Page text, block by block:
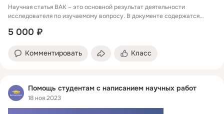
Научная статья ВАК – это основной результат деятельности
исследователя по изучаемому вопросу. В документе содержатся
на решение поставленной проблемы. Сложность самостоятельного
редакций журналов и специфике оформления текста работы. Наши
5 000 ₽
Комментировать Класс
Помощь студентам с написанием научных работ
18 ноя 2023